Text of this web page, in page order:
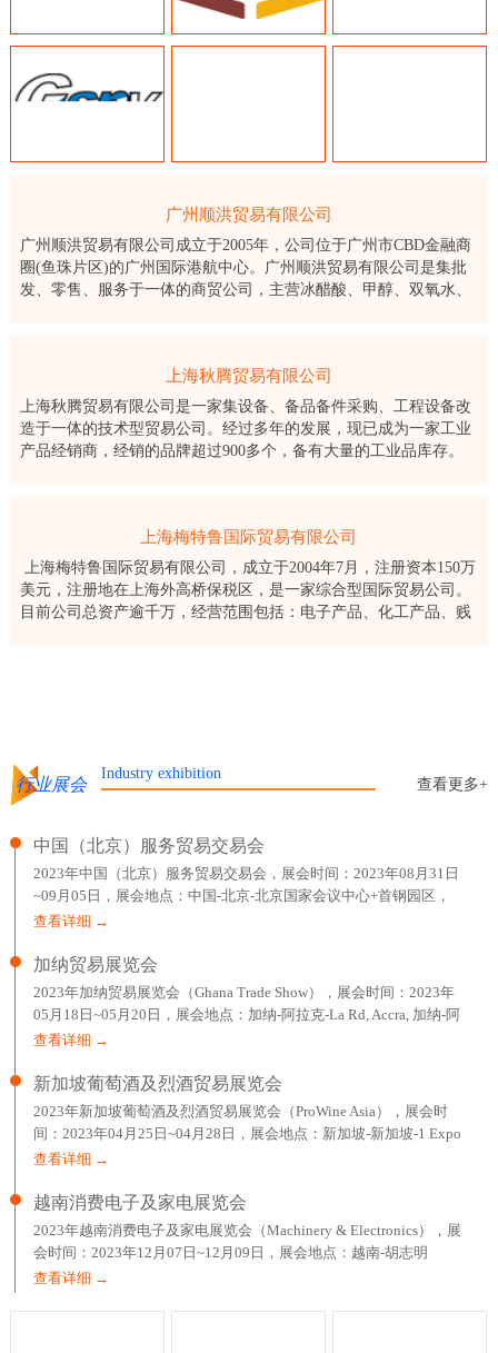
广州顺洪贸易有限公司
广州顺洪贸易有限公司成立于2005年，公司位于广州市CBD金融商
圈(鱼珠片区)的广州国际港航中心。广州顺洪贸易有限公司是集批
发、零售、服务于一体的商贸公司，主营冰醋酸、甲醇、双氧水、
上海秋腾贸易有限公司
上海秋腾贸易有限公司是一家集设备、备品备件采购、工程设备改
造于一体的技术型贸易公司。经过多年的发展，现已成为一家工业
产品经销商，经销的品牌超过900多个，备有大量的工业品库存。
上海梅特鲁国际贸易有限公司
上海梅特鲁国际贸易有限公司，成立于2004年7月，注册资本150万
美元，注册地在上海外高桥保税区，是一家综合型国际贸易公司。
目前公司总资产逾千万，经营范围包括：电子产品、化工产品、贱
行业展会
Industry exhibition
查看更多+
中国（北京）服务贸易交易会
2023年中国（北京）服务贸易交易会，展会时间：2023年08月31日
~09月05日，展会地点：中国-北京-北京国家会议中心+首钢园区，
主办方：中华人民共和国商务部、北京市人民政府，举办
查看详细 →
加纳贸易展览会
2023年加纳贸易展览会（Ghana Trade Show），展会时间：2023年
05月18日~05月20日，展会地点：加纳-阿拉克-La Rd, Accra, 加纳-阿
克拉国际贸易展览中心，主办方：EXPOMAG，举办周期：一年一
查看详细 →
新加坡葡萄酒及烈酒贸易展览会
2023年新加坡葡萄酒及烈酒贸易展览会（ProWine Asia），展会时
间：2023年04月25日~04月28日，展会地点：新加坡-新加坡-1 Expo
Drive Singapore 486150 Singapore-新加坡博览中心，主办方：英富
查看详细 →
越南消费电子及家电展览会
2023年越南消费电子及家电展览会（Machinery & Electronics），展
会时间：2023年12月07日~12月09日，展会地点：越南-胡志明
市-799 Nguyen Van Linh,Tan Phu Ward,Dist 7-胡志明西贡会展中心，
查看详细 →